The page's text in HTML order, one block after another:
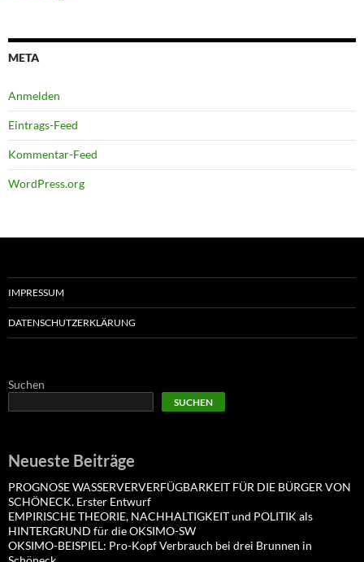
META
Anmelden
Eintrags-Feed
Kommentar-Feed
WordPress.org
IMPRESSUM
DATENSCHUTZERKLÄRUNG
Suchen
SUCHEN
Neueste Beiträge
PROGNOSE WASSERVERVERFÜGBARKEIT FÜR DIE BÜRGER VON
SCHÖNECK. Erster Entwurf
EMPIRISCHE THEORIE, NACHHALTIGKEIT und POLITIK als
HINTERGRUND für die OKSIMO-SW
OKSIMO-BEISPIEL: Pro-Kopf Verbrauch bei drei Brunnen in